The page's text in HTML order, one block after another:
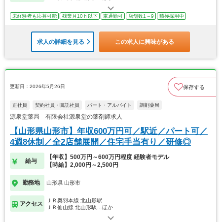
未経験者も応募可能 残業月10ｈ以下 車通勤可 店舗数1～9 積極採用中
求人の詳細を見る この求人に興味がある
更新日：2026年5月26日 保存する
正社員 契約社員・嘱託社員 パート・アルバイト 調剤薬局
源泉堂薬局 有限会社源泉堂の薬剤師求人
【山形県山形市】年収600万円可／駅近／パート可／
4週8休制／全2店舗展開／住宅手当有り／研修◎
給与
【年収】500万円～600万円程度 経験者モデル
【時給】2,000円～2,500円
勤務地 山形県 山形市
アクセス
ＪＲ奥羽本線 北山形駅
ＪＲ仙山線 北山形駅…ほか